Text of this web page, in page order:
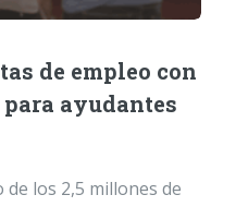
de empleo con
ayudantes
los 2,5 millones de